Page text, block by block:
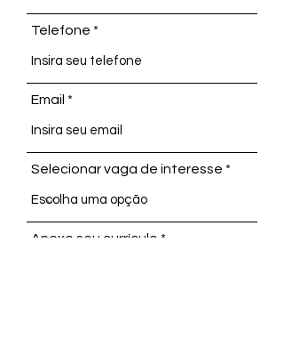
Telefone
Email
Selecionar vaga de interesse
Anexe seu currículo